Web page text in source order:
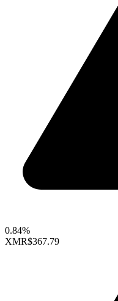
0.84%
XMR$367.79